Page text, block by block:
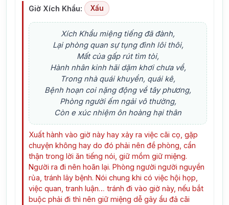
Giờ Xích Khẩu: Xấu
Xích Khẩu miệng tiếng đã đành,
Lại phòng quan sự tụng đình lôi thôi,
Mất của gấp rút tìm tòi,
Hành nhân kinh hãi dặm khơi chưa về,
Trong nhà quái khuyển, quái kê,
Bệnh hoạn coi nặng động về tây phương,
Phòng người ếm ngải vô thường,
Còn e xúc nhiệm ôn hoàng hại thân
Xuất hành vào giờ này hay xảy ra việc cãi cọ, gặp
chuyện không hay do đó phải nên đề phòng, cẩn
thận trong lời ăn tiếng nói, giữ mồm giữ miệng.
Người ra đi nên hoãn lại. Phòng người người nguyền
rủa, tránh lây bệnh. Nói chung khi có việc hội họp,
việc quan, tranh luận… tránh đi vào giờ này, nếu bắt
buộc phải đi thì nên giữ miệng dễ gây ẩu đả cãi